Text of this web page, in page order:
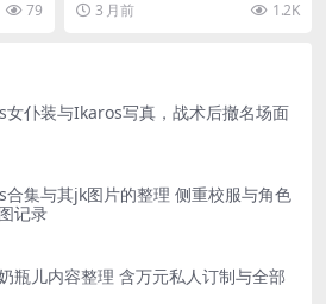
79
套图，人直接清...
3 月前 1.2K
女仆装与Ikaros写真，战术后撤名场面
合集与其jk图片的整理 侧重校服与角色
记录
瓶儿内容整理 含万元私人订制与全部